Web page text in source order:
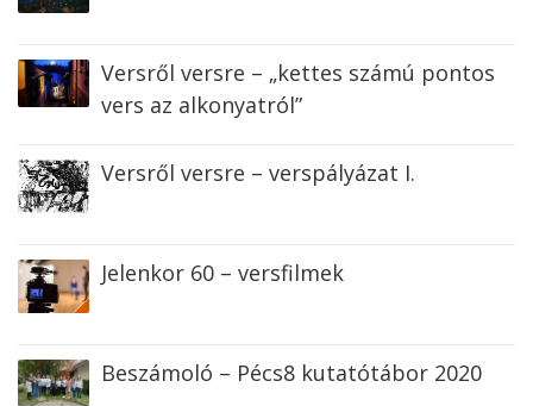
Versről versre – „kettes számú pontos
vers az alkonyatról”
Versről versre – verspályázat I.
Jelenkor 60 – versfilmek
Beszámoló – Pécs8 kutatótábor 2020